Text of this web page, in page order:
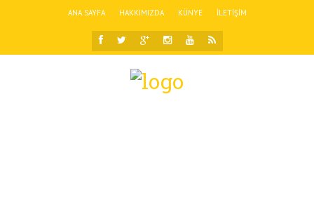
ANA SAYFA HAKKIMIZDA KÜNYE İLETIŞIM